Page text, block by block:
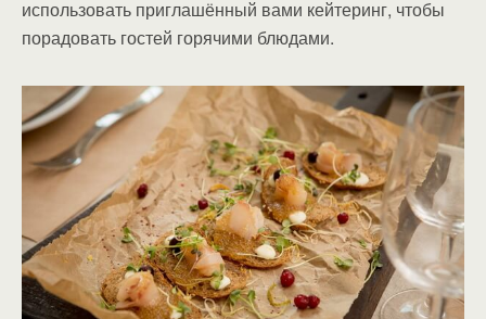
использовать приглашённый вами кейтеринг, чтобы
порадовать гостей горячими блюдами.